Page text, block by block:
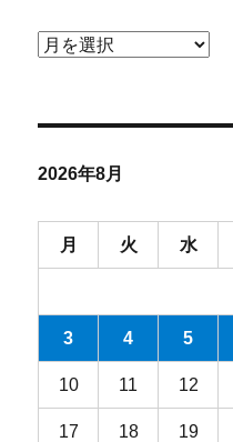
ア
ブ
2026年8月
月 火 水
3 4 5
10 11 12
17 18 19